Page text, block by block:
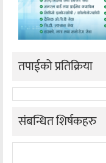
तपाईको प्रतिक्रिया
संबन्धित शिर्षकहरु